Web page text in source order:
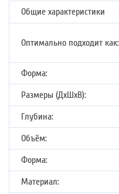
Общие характеристики
Оптимально подходит как:
Форма:
Размеры (ДхШхВ):
Глубина:
Объём:
Форма:
Материал: